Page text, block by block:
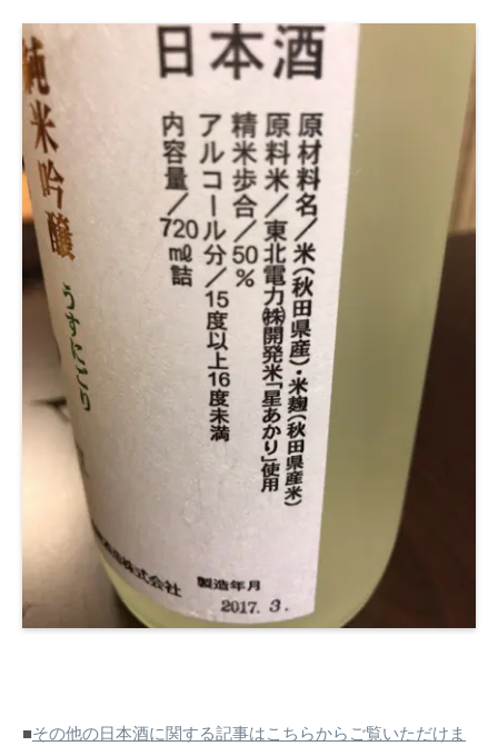
■その他の日本酒に関する記事はこちらからご覧いただけま